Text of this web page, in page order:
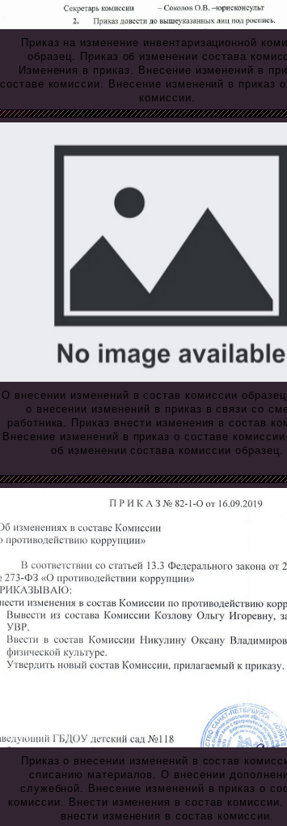
Приказ на изменение инвентаризационной
образец. Приказ об изменении состава
Изменения в приказ. Внесение изменений в
составе комиссии. Внесение изменений в приказ
комиссии.
О внесении изменений в состав комиссии
о внесении изменений в приказ в связи со
работника. Приказ внести изменения в состав
Внесение изменений в приказ о составе
об изменении состава комиссии образец.
Приказ о внесении изменений в состав
списанию материалов. О внесении
служебной. Внесение изменений в приказ о
комиссии. Внести изменения в состав комиссии.
внести изменения в состав комиссии.